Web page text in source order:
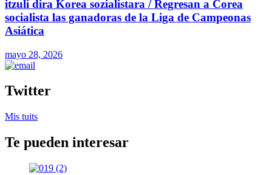
itzuli dira Korea sozialistara / Regresan a Corea
socialista las ganadoras de la Liga de Campeonas
Asiática
mayo 28, 2026
Twitter
Mis tuits
Te pueden interesar